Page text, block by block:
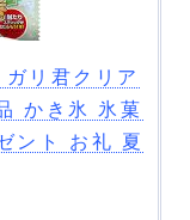
リ君クリア
かき氷 氷菓
ント お礼 夏